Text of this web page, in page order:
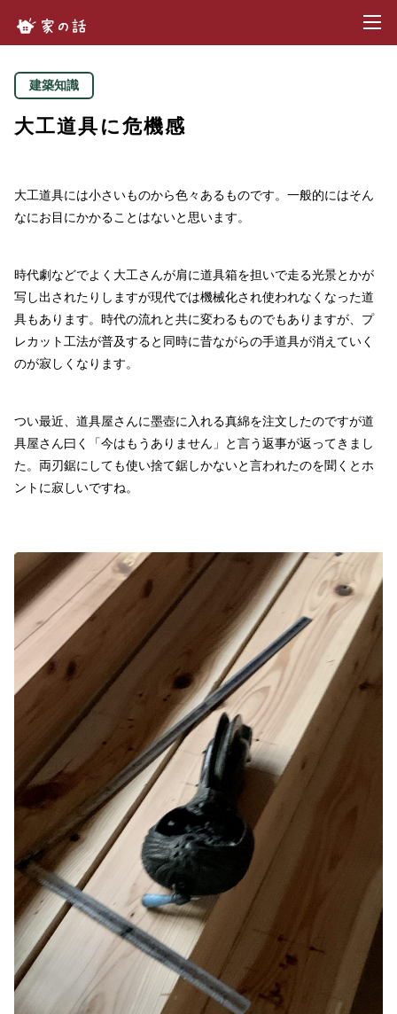
建築知識
大工道具に危機感
大工道具には小さいものから色々あるものです。一般的にはそん
なにお目にかかることはないと思います。
時代劇などでよく大工さんが肩に道具箱を担いで走る光景とかが
写し出されたりしますが現代では機械化され使われなくなった道
具もあります。時代の流れと共に変わるものでもありますが、プ
レカット工法が普及すると同時に昔ながらの手道具が消えていく
のが寂しくなります。
つい最近、道具屋さんに墨壺に入れる真綿を注文したのですが道
具屋さん曰く「今はもうありません」と言う返事が返ってきまし
た。両刃鋸にしても使い捨て鋸しかないと言われたのを聞くとホ
ントに寂しいですね。